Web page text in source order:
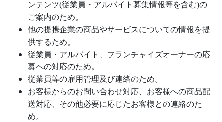
ンテンツ(従業員・アルバイト募集情報等を含む)の
ご案内のため。
他の提携企業の商品やサービスについての情報を提
供するため。
従業員・アルバイト、フランチャイズオーナーの応
募への対応のため。
従業員等の雇用管理及び連絡のため。
お客様からのお問い合わせ対応、お客様への商品配
送対応、その他必要に応じたお客様との連絡のた
め。